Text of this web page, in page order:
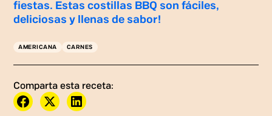
fiestas. Estas costillas BBQ son fáciles,
deliciosas y llenas de sabor!
AMERICANA CARNES
Comparta esta receta: